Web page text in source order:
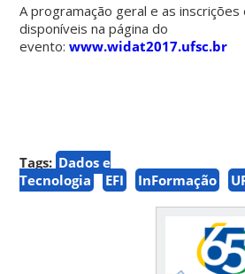
A programação geral e as inscrições
disponíveis na página do
evento:www.widat2017.ufsc.br
Tags: Dados e
Tecnologia
EFI InFormação